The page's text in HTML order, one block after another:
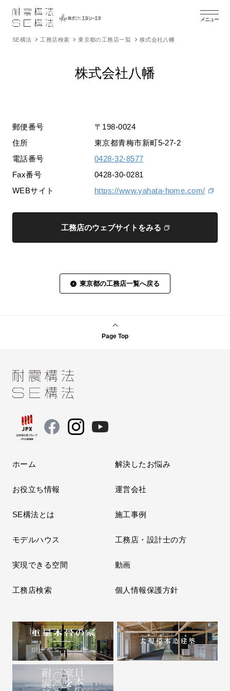
メニュー
SE構法 工務店検索 東京都の工務店一覧 株式会社八幡
株式会社八幡
郵便番号
〒198-0024
住所
東京都青梅市新町5-27-2
電話番号
0428-32-8577
Fax番号
0428-30-0281
WEBサイト
https://www.yahata-home.com/
工務店のウェブサイトをみる
東京都の工務店一覧へ戻る
Page Top
ホーム 解決したお悩み
お役立ち情報 運営会社
SE構法とは 施工事例
モデルハウス 工務店・設計士の方
実現できる空間 動画
工務店検索 個人情報保護方針